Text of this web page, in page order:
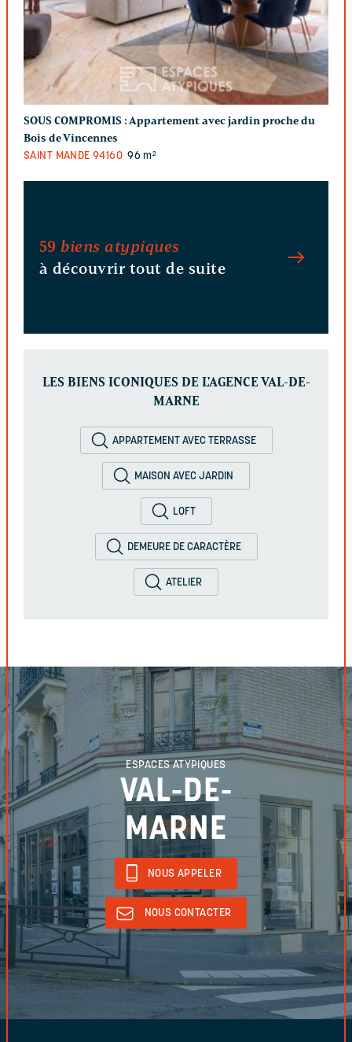
SOUS COMPROMIS :Appartement avec jardin proche du
Bois de Vincennes
SAINT MANDE 94160 96 m²
59 biens atypiques
à découvrir tout de suite
LES BIENS ICONIQUES DE L'AGENCE VAL-DE-
MARNE
APPARTEMENT AVEC TERRASSE
MAISON AVEC JARDIN
LOFT
DEMEURE DE CARACTÈRE
ATELIER
ESPACES ATYPIQUES
VAL-DE-
MARNE
NOUS APPELER
NOUS CONTACTER